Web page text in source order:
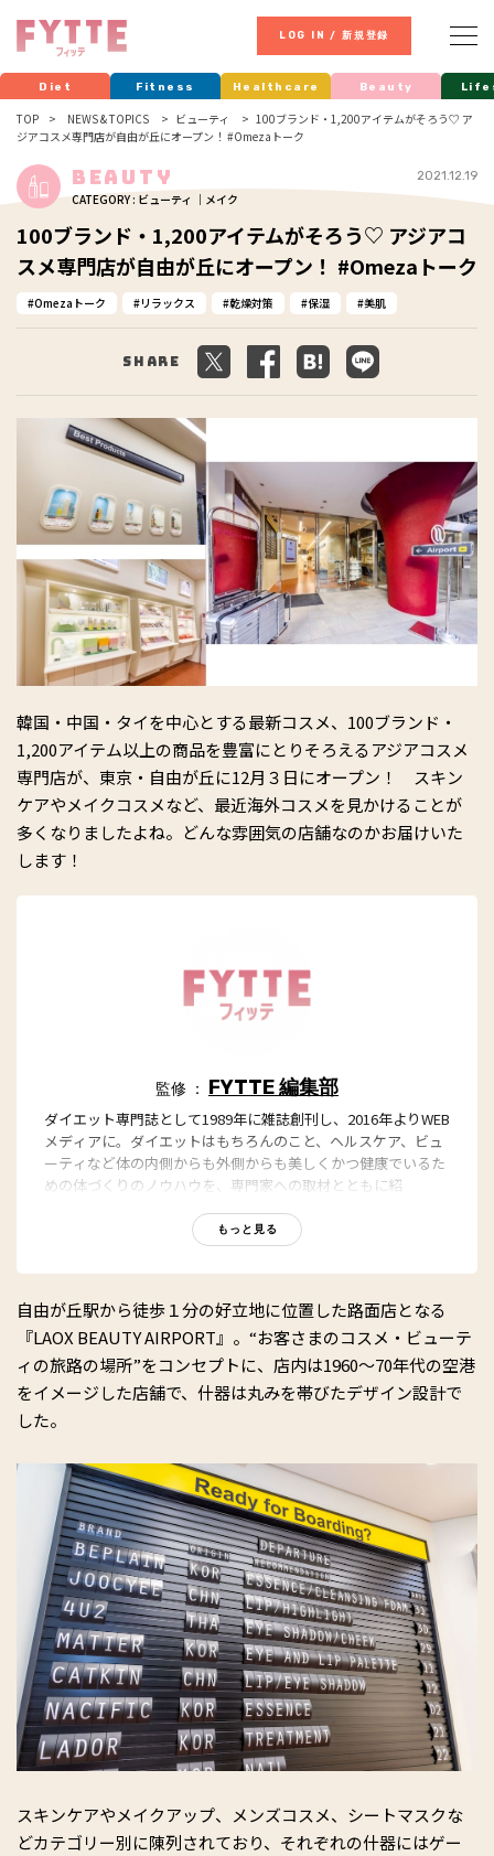
LOG IN / 新規登録
Diet Fitness Healthcare Beauty
TOP NEWS & TOPICS ビューティ
100ブランド・1,200アイテムがそろう♡ ア
ジアコスメ専門店が自由が丘にオープン！ #Omezaトーク
Beauty
CATEGORY : ビューティ ｜メイク
2021.12.19
100ブランド・1,200アイテムがそろう♡ アジアコ
スメ専門店が自由が丘にオープン！ #Omezaトーク
Omezaトーク リラックス 乾燥対策 保湿 美肌
Share
韓国・中国・タイを中心とする最新コスメ、100ブランド・
1,200アイテム以上の商品を豊富にとりそろえるアジアコスメ
専門店が、東京・自由が丘に12月３日にオープン！ スキン
ケアやメイクコスメなど、最近海外コスメを見かけることが
多くなりましたよね。どんな雰囲気の店舗なのかお届けいた
します！
監修 ： FYTTE 編集部
ダイエット専門誌として1989年に雑誌創刊し、2016年よりWEB
メディアに。ダイエットはもちろんのこと、ヘルスケア、ビュ
ーティなど体の内側からも外側からも美しくかつ健康でいるた
めの体づくりのノウハウを、専門家への取材とともに紹
もに、編集部員も自らさまざまなヘルシーネタを日々お試し
もっと見る
自由が丘駅から徒歩１分の好立地に位置した路面店となる
『LAOX BEAUTY AIRPORT』。“お客さまのコスメ・ビューテ
ィの旅路の場所”をコンセプトに、店内は1960〜70年代の空港
をイメージした店舗で、什器は丸みを帯びたデザイン設計で
した。
スキンケアやメイクアップ、メンズコスメ、シートマスクな
どカテゴリー別に陳列されており、それぞれの什器にはゲー